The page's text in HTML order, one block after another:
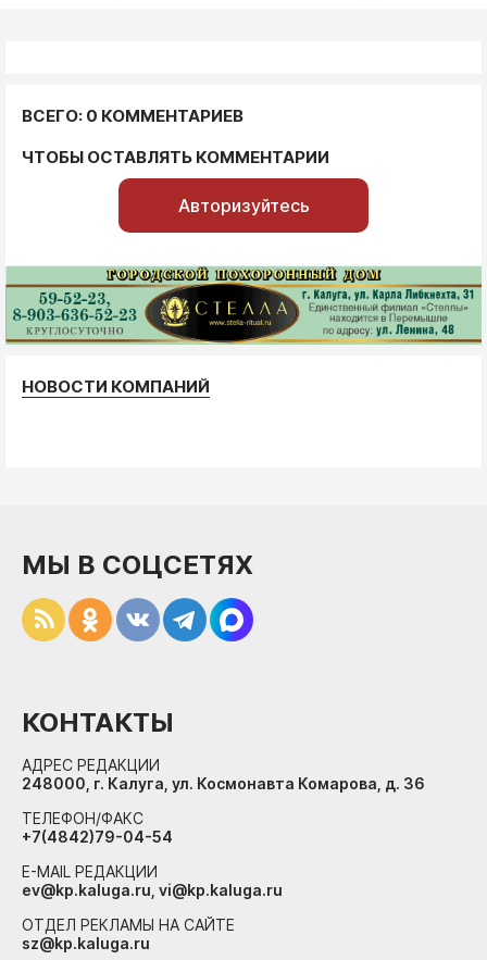
ВСЕГО: 0 КОММЕНТАРИЕВ
ЧТОБЫ ОСТАВЛЯТЬ КОММЕНТАРИИ
Авторизуйтесь
НОВОСТИ КОМПАНИЙ
МЫ В СОЦСЕТЯХ
КОНТАКТЫ
АДРЕС РЕДАКЦИИ
248000, г. Калуга, ул. Космонавта Комарова, д. 36
ТЕЛЕФОН/ФАКС
+7(4842)79-04-54
E-MAIL РЕДАКЦИИ
ev@kp.kaluga.ru, vi@kp.kaluga.ru
ОТДЕЛ РЕКЛАМЫ НА САЙТЕ
sz@kp.kaluga.ru